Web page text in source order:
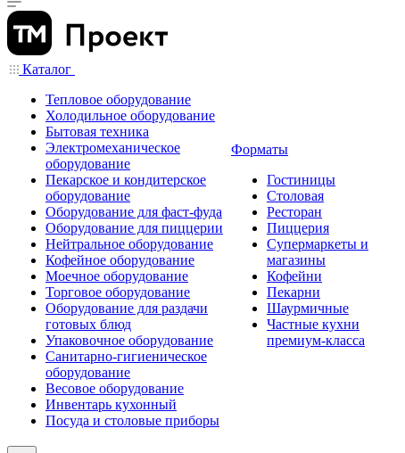
Каталог
Тепловое оборудование
Холодильное оборудование
Бытовая техника
Электромеханическое
оборудование
Пекарское и кондитерское
оборудование
Оборудование для фаст-фуда
Оборудование для пиццерии
Нейтральное оборудование
Кофейное оборудование
Моечное оборудование
Торговое оборудование
Оборудование для раздачи
готовых блюд
Упаковочное оборудование
Санитарно-гигиеническое
оборудование
Весовое оборудование
Инвентарь кухонный
Посуда и столовые приборы
Форматы
Гостиницы
Столовая
Ресторан
Пиццерия
Супермаркеты и
магазины
Кофейни
Пекарни
Шаурмичные
Частные кухни
премиум-класса